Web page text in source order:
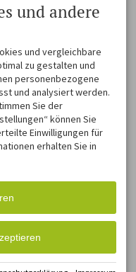
und andere
und vergleichbare
zu gestalten und
personenbezogene
und analysiert werden.
Sie der
können Sie
Einwilligungen für
erhalten Sie in